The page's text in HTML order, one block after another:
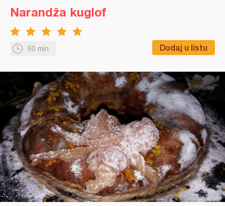
60 min Dodaj u listu
Narandža kuglof